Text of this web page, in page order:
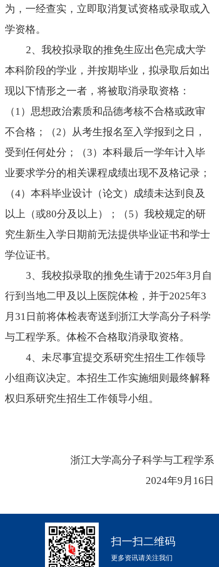
为，一经查实，立即取消复试资格或录取或入
学资格。
2、我校拟录取的推免生应出色完成大学
本科阶段的学业，并按期毕业，拟录取后如出
现以下情形之一者，将被取消录取资格：
（1） 思想政治素质和品德考核不合格或政审
不合格 ；（2）从考生报名至入学报到之日，
受到任何处分；（3）本科最后一学年计入毕
业要求学分的相关课程成绩出现不及格记录；
（4）本科毕业设计（论文）成绩未达到良及
以上（或80分及以上）；（5） 我校规定的研
究生新生入学日期前无法提供毕业证书和学士
学位证书。
3、我校拟录取的推免生请于2025年3月自
行到当地二甲及以上医院体检，并于2025年3
月31日前将体检表寄送到浙江大学高分子科学
与工程学系。体检不合格取消录取资格。
4、未尽事宜提交系研究生招生工作领导
小组商议决定。本招生工作实施细则最终解释
权归系研究生招生工作领导小组。
浙江大学高分子科学与工程学系
2024年9月16日
扫一扫二维码
更多资讯请关注我们